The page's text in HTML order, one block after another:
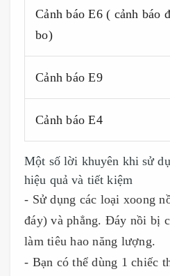
Cảnh báo E6 ( cảnh báo
bo)
Cảnh báo E9
Cảnh báo E4
Một số lời khuyên khi sử
hiệu quả và tiết kiệm
- Sử dụng các loại xoong
đáy) và phẳng. Đáy nồi bị
làm tiêu hao năng lượng.
- Bạn có thể dùng 1 chiếc